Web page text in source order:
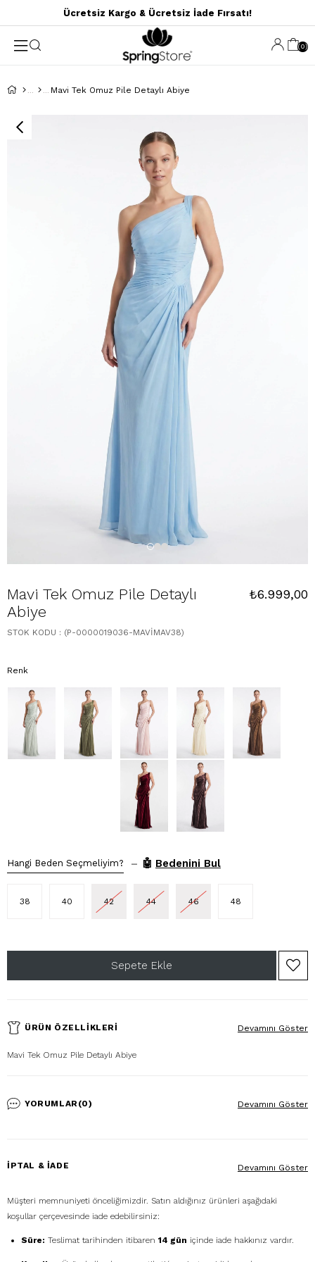
Ücretsiz Kargo & Ücretsiz İade Fırsatı!
0
Mavi Tek Omuz Pile Detaylı Abiye
Mavi Tek Omuz Pile Detaylı
Abiye
₺6.999,00
STOK KODU (P-0000019036-MAVİMAV38)
Renk
Hangi Beden Seçmeliyim? – 🤖 Bedenini Bul
38 40 42 44 46 48
ÜRÜN ÖZELLIKLERI
Mavi Tek Omuz Pile Detaylı Abiye
Devamını Göster
YORUMLAR(0) Devamını Göster
İPTAL & İADE
Müşteri memnuniyeti önceliğimizdir. Satın aldığınız ürünleri aşağıdaki
koşullar çerçevesinde iade edebilirsiniz:
Süre: Teslimat tarihinden itibaren 14 gün içinde iade hakkınız vardır.
Devamını Göster